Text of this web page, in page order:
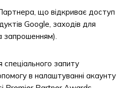
що відкриває доступ
Google, заходів для
запрошенням).
спеціального запиту
в налаштуванні акаунту